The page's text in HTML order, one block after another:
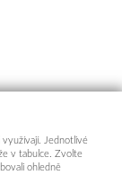
využívají. Jednotlivé
v tabulce. Zvolte
ohledně